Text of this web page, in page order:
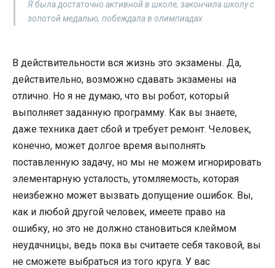
Я была достаточно активной в школе, закончила школу с
золотой медалью, побеждала в олимпиадах
В действительности вся жизнь это экзамены. Да,
действительно, возможно сдавать экзамены на
отлично. Но я не думаю, что вы робот, который
выполняет заданную программу. Как вы знаете,
даже техника дает сбой и требует ремонт. Человек,
конечно, может долгое время выполнять
поставленную задачу, но мы не можем игнорировать
элементарную усталость, утомляемость, которая
неизбежно может вызвать допущение ошибок. Вы,
как и любой другой человек, имеете право на
ошибку, но это не должно становиться клеймом
неудачницы, ведь пока вы считаете себя таковой, вы
не сможете выбраться из того круга. У вас